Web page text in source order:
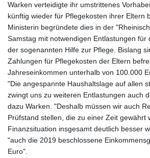
IRR
ISK
JEP
JMD
JOD
JPY
KES
KGS
KHR
KMF
Warken verteidigte ihr umstrittenes
künftig wieder für Pflegekosten ihrer Eltern
Ministerin begründete dies in der
Samstag mit notwendigen Entlastungen für
der sogenannten Hilfe zur Pflege. Bislang
Zahlungen für Pflegekosten der Eltern
Jahreseinkommen unterhalb von 100.000
"Die angespannte Haushaltslage auf allen
zwingt uns zu weiteren Entlastungen auch
dazu Warken. "Deshalb müssen wir auch
Prüfstand stellen, die zu einer Zeit gewährt
Finanzsituation insgesamt deutlich besser
"auch die 2019 beschlossene
Euro".